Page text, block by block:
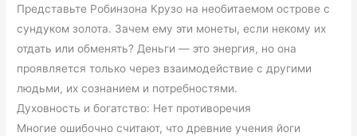
Представьте Робинзона Крузо на необитаемом острове с
сундуком золота. Зачем ему эти монеты, если некому их
отдать или обменять? Деньги — это энергия, но она
проявляется только через взаимодействие с другими
людьми, их сознанием и потребностями.
Духовность и богатство: Нет противоречия
Многие ошибочно считают, что древние учения йоги